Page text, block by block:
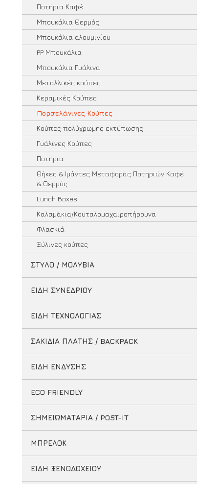
Ποτήρια Καφέ
Μπουκάλια Θερμός
Μπουκάλια αλουμινίου
PP Μπουκάλια
Μπουκάλια Γυάλινα
Μεταλλικές κούπες
Κεραμικές Κούπες
Πορσελάνινες Κούπες
Κούπες πολύχρωμης εκτύπωσης
Γυάλινες Κούπες
Ποτήρια
Θήκες & Ιμάντες Μεταφοράς Ποτηριών Καφέ
& Θερμός
Lunch Boxes
Καλαμάκια/Κουταλομαχαιροπήρουνα
Φλασκιά
Ξύλινες κούπες
ΣΤΥΛΟ / ΜΟΛΥΒΙΑ
ΕΙΔΗ ΣΥΝΕΔΡΙΟΥ
ΕΙΔΗ ΤΕΧΝΟΛΟΓΙΑΣ
ΣΑΚΙΔΙΑ ΠΛΑΤΗΣ / BACKPACK
ΕΙΔΗ ΕΝΔΥΣΗΣ
ECO FRIENDLY
ΣΗΜΕΙΩΜΑΤΑΡΙΑ / POST-IT
ΜΠΡΕΛΟΚ
ΕΙΔΗ ΞΕΝΟΔΟΧΕΙΟΥ